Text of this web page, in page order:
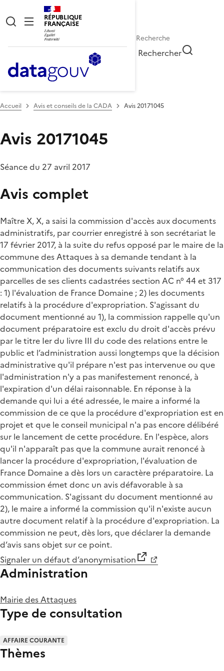
RÉPUBLIQUE
FRANÇAISE
Rechercher
Accueil Avis et conseils de la CADA Avis 20171045
Avis 20171045
Séance du 27 avril 2017
Avis complet
Maître X, X, a saisi la commission d'accès aux documents
administratifs, par courrier enregistré à son secrétariat le
17 février 2017, à la suite du refus opposé par le maire de la
commune des Attaques à sa demande tendant à la
communication des documents suivants relatifs aux
parcelles de ses clients cadastrées section AC n° 44 et 317
: 1) l'évaluation de France Domaine ; 2) les documents
relatifs à la procédure d'expropriation. S'agissant du
document mentionné au 1), la commission rappelle qu'un
document préparatoire est exclu du droit d'accès prévu
par le titre Ier du livre III du code des relations entre le
public et l’administration aussi longtemps que la décision
administrative qu'il prépare n'est pas intervenue ou que
l'administration n'y a pas manifestement renoncé, à
l'expiration d'un délai raisonnable. En réponse à la
demande qui lui a été adressée, le maire a informé la
commission de ce que la procédure d'expropriation est en
projet et que le conseil municipal n'a pas encore délibéré
sur le lancement de cette procédure. En l'espèce, alors
qu'il n'apparaît pas que la commune aurait renoncé à
lancer la procédure d'expropriation, l'évaluation de
France Domaine a dès lors un caractère préparatoire. La
commission émet donc un avis défavorable à sa
communication. S'agissant du document mentionné au
2), le maire a informé la commission qu'il n'existe aucun
autre document relatif à la procédure d'expropriation. La
commission ne peut, dès lors, que déclarer la demande
d’avis sans objet sur ce point.
Signaler un défaut d’anonymisation
Administration
Mairie des Attaques
Type de consultation
AFFAIRE COURANTE
Thèmes